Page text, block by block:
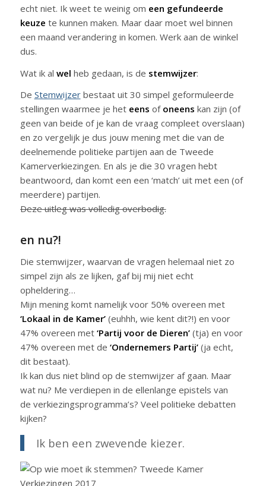
echt niet. Ik weet te weinig om een gefundeerde
keuze te kunnen maken. Maar daar moet wel binnen
een maand verandering in komen. Werk aan de winkel
dus.
Wat ik al wel heb gedaan, is de stemwijzer:
De Stemwijzerbestaat uit 30 simpel geformuleerde
stellingen waarmee je het eens of oneens kan zijn (of
geen van beide of je kan de vraag compleet overslaan)
en zo vergelijk je dus jouw mening met die van de
deelnemende politieke partijen aan de Tweede
Kamerverkiezingen. En als je die 30 vragen hebt
beantwoord, dan komt een een ‘match’ uit met een (of
meerdere) partijen.
Deze uitleg was volledig overbodig.
en nu?!
Die stemwijzer, waarvan de vragen helemaal niet zo
simpel zijn als ze lijken, gaf bij mij niet echt
opheldering…
Mijn mening komt namelijk voor 50% overeen met
‘Lokaal in de Kamer’(euhhh, wie kent dit?!) en voor
47% overeen met ‘Partij voor de Dieren’(tja) en voor
47% overeen met de ‘Ondernemers Partij’(ja echt,
dit bestaat).
Ik kan dus niet blind op de stemwijzer af gaan. Maar
wat nu? Me verdiepen in de ellenlange epistels van
de verkiezingsprogramma’s? Veel politieke debatten
kijken?
Ik ben een zwevende kiezer.